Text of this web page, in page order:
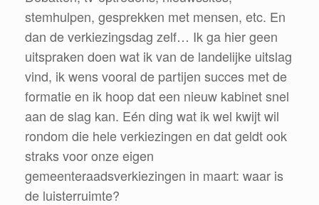
stemhulpen, gesprekken met mensen, etc. En
dan de verkiezingsdag zelf… Ik ga hier geen
uitspraken doen wat ik van de landelijke uitslag
vind, ik wens vooral de partijen succes met de
formatie en ik hoop dat een nieuw kabinet snel
aan de slag kan. Eén ding wat ik wel kwijt wil
rondom die hele verkiezingen en dat geldt ook
straks voor onze eigen
gemeenteraadsverkiezingen in maart: waar is
de luisterruimte?